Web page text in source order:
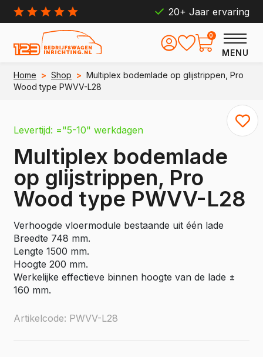
20+ Jaar ervaring
MENU
0
Home > Shop > Multiplex bodemlade op glijstrippen, Pro
Wood type PWVV-L28
Levertijd: ="5-10" werkdagen
Multiplex bodemlade
op glijstrippen, Pro
Wood type PWVV-L28
Verhoogde vloermodule bestaande uit één lade
Breedte 748 mm.
Lengte 1500 mm.
Hoogte 200 mm.
Werkelijke effectieve binnen hoogte van de lade ±
160 mm.
Artikelcode: PWVV-L28